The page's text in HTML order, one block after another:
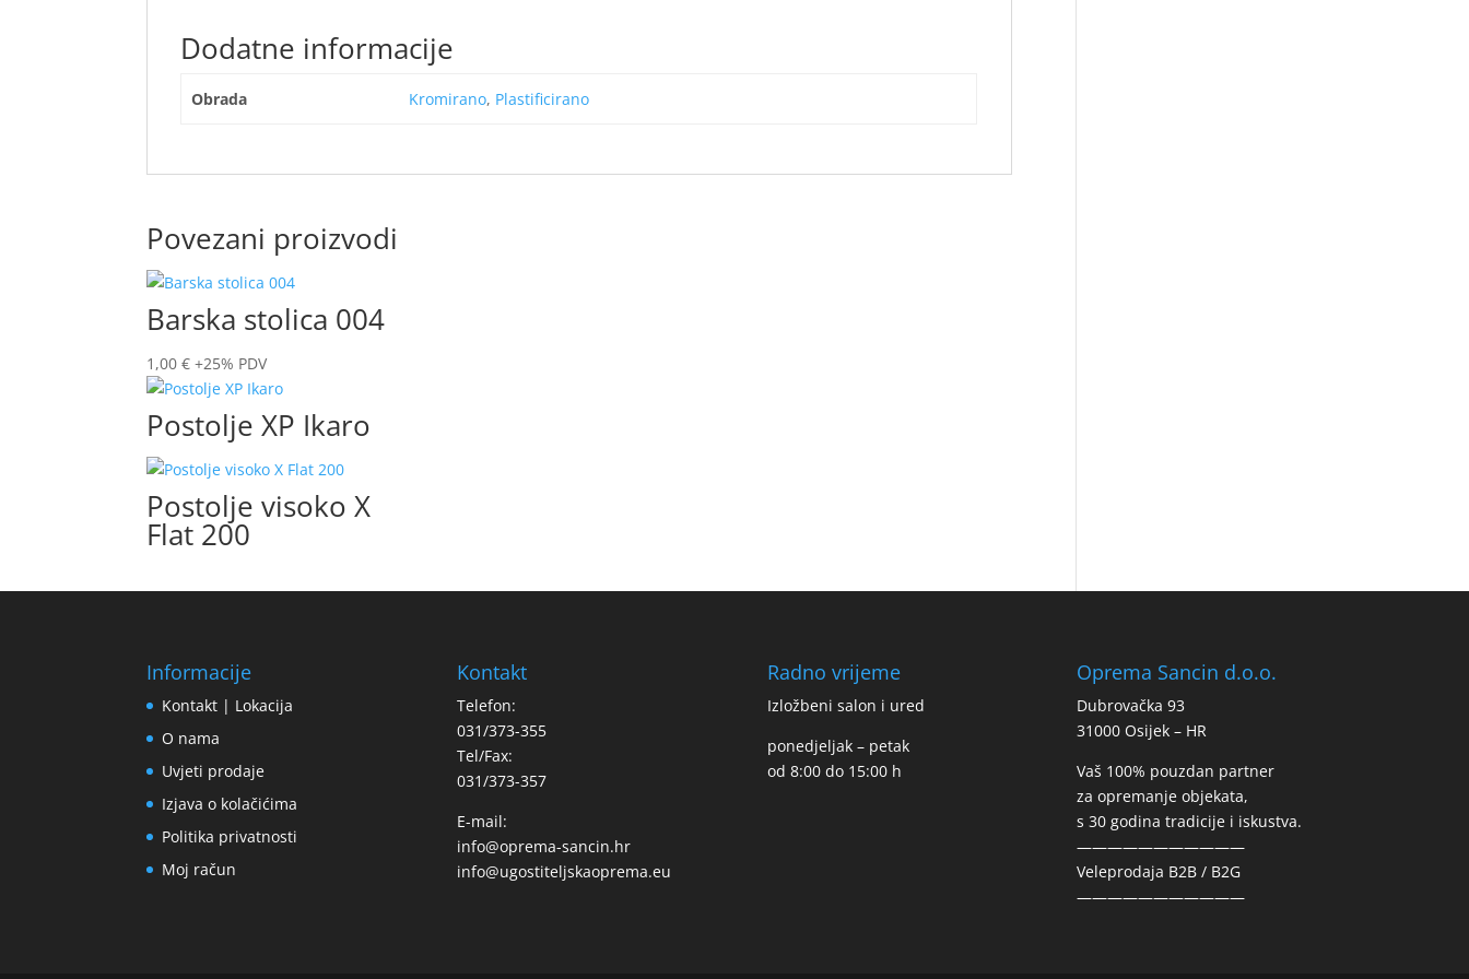
Dodatne informacije
Obrada Kromirano, Plastificirano
Povezani proizvodi
Barska stolica 004
1,00€ +25% PDV
Postolje XP Ikaro
Postolje visoko X
Flat 200
Informacije
Kontakt | Lokacija
O nama
Uvjeti prodaje
Izjava o kolačićima
Politika privatnosti
Moj račun
Kontakt
Telefon:
031/373-355
Tel/Fax:
031/373-357
E-mail:
info@oprema-sancin.hr
info@ugostiteljskaoprema.eu
Radno vrijeme
Izložbeni salon i ured
ponedjeljak – petak
od 8:00 do 15:00 h
Oprema Sancin d.o.o.
Dubrovačka 93
31000 Osijek – HR
Vaš 100% pouzdan partner
za opremanje objekata,
s 30 godina tradicije i iskustva.
———————————
Veleprodaja B2B / B2G
———————————